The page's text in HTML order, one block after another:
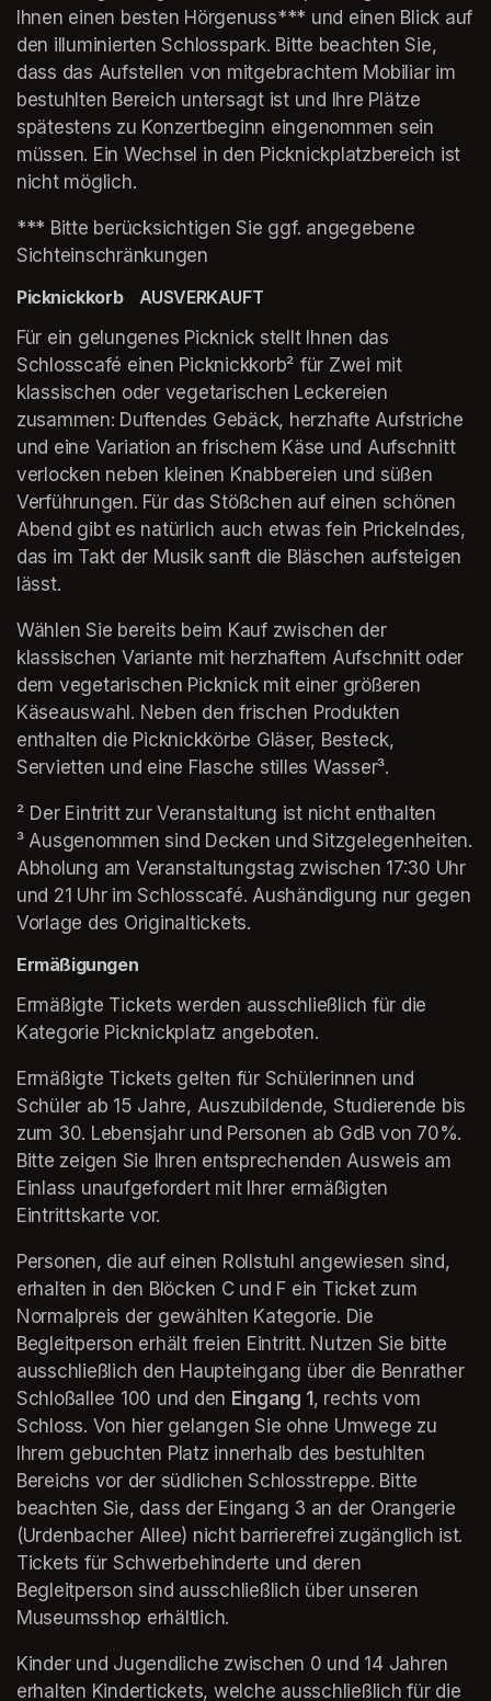
Ihnen einen besten Hörgenuss*** und einen Blick auf
den illuminierten Schlosspark. Bitte beachten Sie,
dass das Aufstellen von mitgebrachtem Mobiliar im
bestuhlten Bereich untersagt ist und Ihre Plätze
spätestens zu Konzertbeginn eingenommen sein
müssen. Ein Wechsel in den Picknickplatzbereich ist
nicht möglich.
*** Bitte berücksichtigen Sie ggf. angegebene
Sichteinschränkungen
Picknickkorb AUSVERKAUFT
Für ein gelungenes Picknick stellt Ihnen das
Schlosscafé einen Picknickkorb² für Zwei mit
klassischen oder vegetarischen Leckereien
zusammen: Duftendes Gebäck, herzhafte Aufstriche
und eine Variation an frischem Käse und Aufschnitt
verlocken neben kleinen Knabbereien und süßen
Verführungen. Für das Stößchen auf einen schönen
Abend gibt es natürlich auch etwas fein Prickelndes,
das im Takt der Musik sanft die Bläschen aufsteigen
lässt.
Wählen Sie bereits beim Kauf zwischen der
klassischen Variante mit herzhaftem Aufschnitt oder
dem vegetarischen Picknick mit einer größeren
Käseauswahl. Neben den frischen Produkten
enthalten die Picknickkörbe Gläser, Besteck,
Servietten und eine Flasche stilles Wasser³.
² Der Eintritt zur Veranstaltung ist nicht enthalten
³ Ausgenommen sind Decken und Sitzgelegenheiten.
Abholung am Veranstaltungstag zwischen 17:30 Uhr
und 21 Uhr im Schlosscafé. Aushändigung nur gegen
Vorlage des Originaltickets.
Ermäßigungen
Ermäßigte Tickets werden ausschließlich für die
Kategorie Picknickplatz angeboten.
Ermäßigte Tickets gelten für Schülerinnen und
Schüler ab 15 Jahre, Auszubildende, Studierende bis
zum 30. Lebensjahr und Personen ab GdB von 70%.
Bitte zeigen Sie Ihren entsprechenden Ausweis am
Einlass unaufgefordert mit Ihrer ermäßigten
Eintrittskarte vor.
Personen, die auf einen Rollstuhl angewiesen sind,
erhalten in den Blöcken C und F ein Ticket zum
Normalpreis der gewählten Kategorie. Die
Begleitperson erhält freien Eintritt. Nutzen Sie bitte
ausschließlich den Haupteingang über die Benrather
Schloßallee 100 und den Eingang 1 , rechts vom
Schloss. Von hier gelangen Sie ohne Umwege zu
Ihrem gebuchten Platz innerhalb des bestuhlten
Bereichs vor der südlichen Schlosstreppe. Bitte
beachten Sie, dass der Eingang 3 an der Orangerie
(Urdenbacher Allee) nicht barrierefrei zugänglich ist.
Tickets für Schwerbehinderte und deren
Begleitperson sind ausschließlich über unseren
Museumsshop erhältlich.
Kinder und Jugendliche zwischen 0 und 14 Jahren
erhalten Kindertickets, welche ausschließlich für die